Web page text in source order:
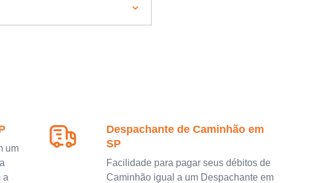
um
a
Despachante de Caminhão em
SP
Facilidade para pagar seus débitos de
Caminhão igual a um Despachante em